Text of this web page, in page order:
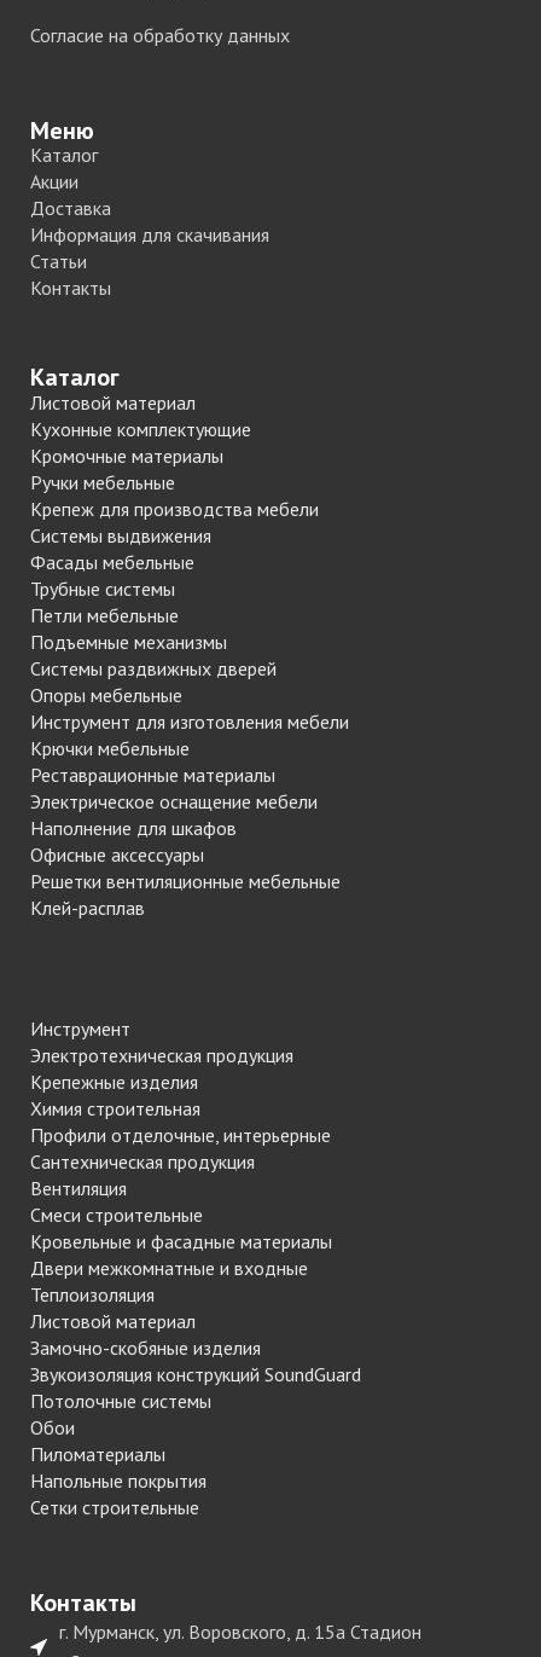
Согласие на обработку данных
Меню
Каталог
Акции
Доставка
Информация для скачивания
Статьи
Контакты
Каталог
Листовой материал
Кухонные комплектующие
Кромочные материалы
Ручки мебельные
Крепеж для производства мебели
Системы выдвижения
Фасады мебельные
Трубные системы
Петли мебельные
Подъемные механизмы
Системы раздвижных дверей
Опоры мебельные
Инструмент для изготовления мебели
Крючки мебельные
Реставрационные материалы
Электрическое оснащение мебели
Наполнение для шкафов
Офисные аксессуары
Решетки вентиляционные мебельные
Клей-расплав
Инструмент
Электротехническая продукция
Крепежные изделия
Химия строительная
Профили отделочные, интерьерные
Сантехническая продукция
Вентиляция
Смеси строительные
Кровельные и фасадные материалы
Двери межкомнатные и входные
Теплоизоляция
Листовой материал
Замочно-скобяные изделия
Звукоизоляция конструкций SoundGuard
Потолочные системы
Обои
Пиломатериалы
Напольные покрытия
Сетки строительные
Контакты
г. Мурманск, ул. Воровского, д. 15а Стадион